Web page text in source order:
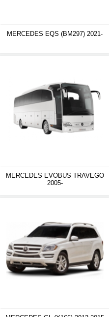
MERCEDES EQS (BM297) 2021-
MERCEDES EVOBUS TRAVEGO
2005-